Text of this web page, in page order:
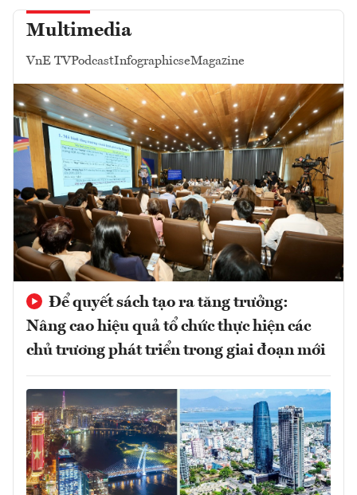
Multimedia
VnE TVPodcastInfographicseMagazine
Để quyết sách tạo ra tăng trưởng:
Nâng cao hiệu quả tổ chức thực hiện các
chủ trương phát triển trong giai đoạn mới